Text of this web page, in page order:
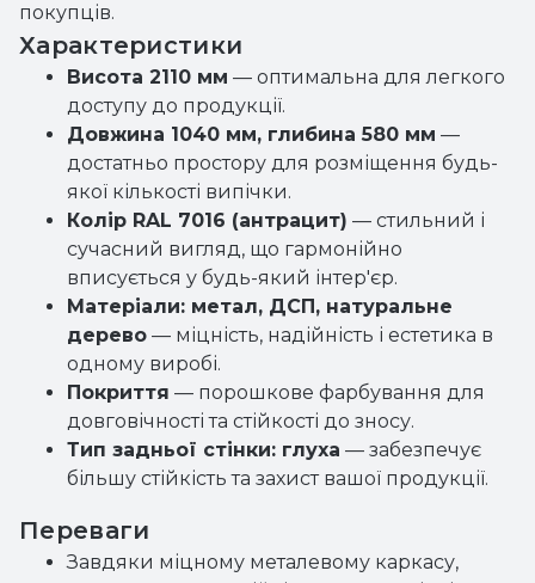
покупців.
Характеристики
Висота 2110 мм — оптимальна для легкого
доступу до продукції.
Довжина 1040 мм, глибина 580 мм —
достатньо простору для розміщення будь-
якої кількості випічки.
Колір RAL 7016 (антрацит) — стильний і
сучасний вигляд, що гармонійно
вписується у будь-який інтер'єр.
Матеріали: метал, ДСП, натуральне
дерево — міцність, надійність і естетика в
одному виробі.
Покриття — порошкове фарбування для
довговічності та стійкості до зносу.
Тип задньої стінки: глуха — забезпечує
більшу стійкість та захист вашої продукції.
Переваги
Завдяки міцному металевому каркасу,